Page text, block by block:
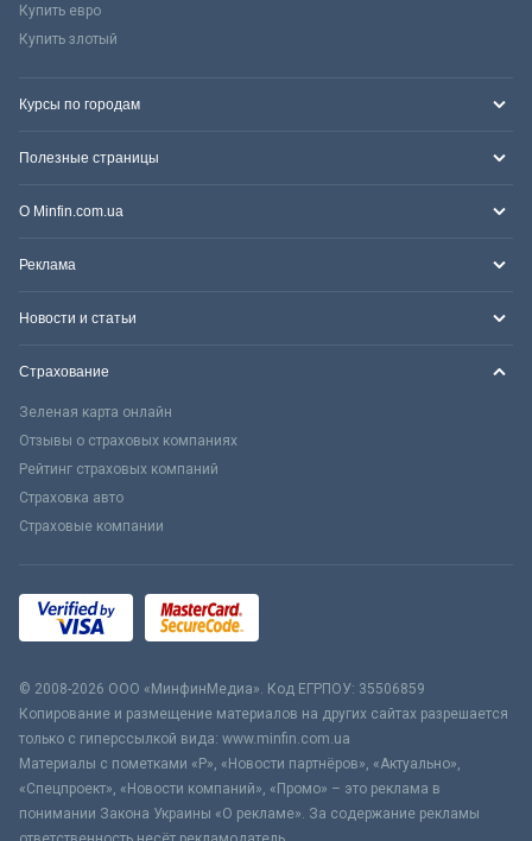
Купить евро
Купить злотый
Курсы по городам
Полезные страницы
О Minfin.com.ua
Реклама
Новости и статьи
Страхование
Зеленая карта онлайн
Отзывы о страховых компаниях
Рейтинг страховых компаний
Страховка авто
Страховые компании
© 2008-2026 ООО «МинфинМедиа». Код ЕГРПОУ: 35506859
Копирование и размещение материалов на других сайтах разрешается
только с гиперссылкой вида: www.minfin.com.ua
Материалы с пометками «Р», «Новости партнёров», «Актуально»,
«Спецпроект», «Новости компаний», «Промо» – это реклама в
понимании Закона Украины «О рекламе». За содержание рекламы